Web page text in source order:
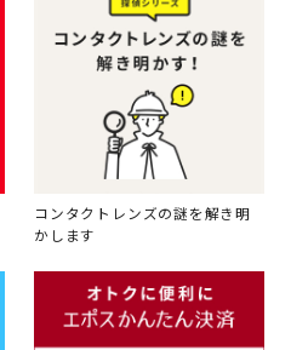
コンタクトレンズの謎を解き明
かします